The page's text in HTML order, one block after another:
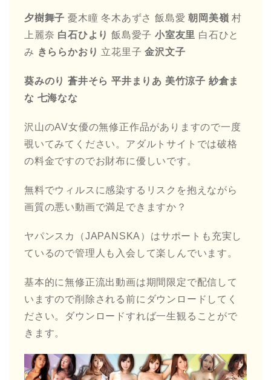
夕樹舞子 憂木瞳 冬木あずさ 飯島愛朝岡美嶺 村
上麗奈 白石ひより 飯島愛子小室友里 白石ひと
み きららかおり 立花里子金沢文子
葵みのり 蒼井そら 平井まりあ 美竹涼子 紗倉ま
な 七海なな
沢山のAV女優の無修正作品がありますので一度
覗いてみてください。アダルトサイトでは破格
の料金ですのでお財布に優しいです。
無料でウィルスに感染するリスクを抱えながら
画質の悪い動画で満足できますか？
ヤパンスカ（JAPANSKA）はサポートも充実し
ているので管理人も入会して楽しんでいます。
基本的に無修正流出動画は期間限定で配信して
いますので削除される前にダウンロードしてく
ださい。ダウンロードすれば一生観ることがで
きます。